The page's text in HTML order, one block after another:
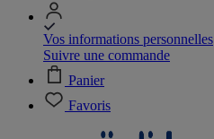
Vos informations personnelles
Suivre une commande
Panier
Favoris